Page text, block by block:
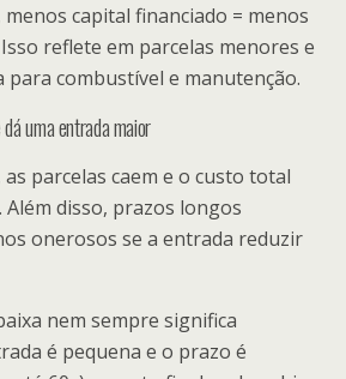
capital financiado = menos
reflete em parcelas menores e
para combustível e manutenção.
uma entrada maior
parcelas caem e o custo total
disso, prazos longos
onerosos se a entrada reduzir
nem sempre significa
é pequena e o prazo é